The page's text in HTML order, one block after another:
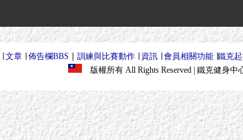
∣文章 ∣佈告欄BBS ∣訓練與比賽動作 資訊 ∣會員相關功能 ∣鐵克
版權所有 All Rights Reserved | 鐵克健身中